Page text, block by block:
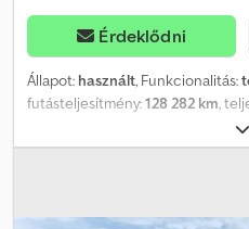
Érdeklődni
Állapot: használt, Funkcionalitás:
futásteljesítmény:128 282 km,
09/2015
össztömeg:3 500 kg,
üzemórák:4 213 h, Felszereltség: